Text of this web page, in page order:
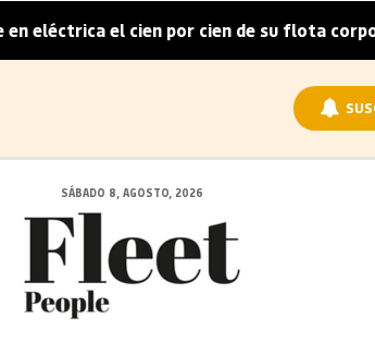
el cien por cien de su flota corporativa en
SÁBADO 8, AGOSTO, 2026